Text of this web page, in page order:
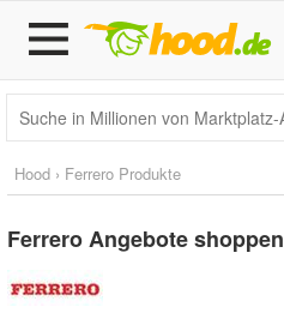
Hood › Ferrero Produkte
FerreroAngebote shoppen